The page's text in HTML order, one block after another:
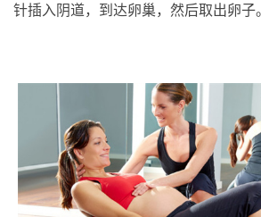
针插入阴道，到达卵巢，然后取出卵子。